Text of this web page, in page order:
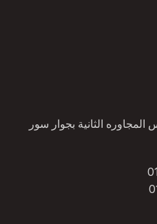
الحى الخامس المجاوره الثانية بجوار سور